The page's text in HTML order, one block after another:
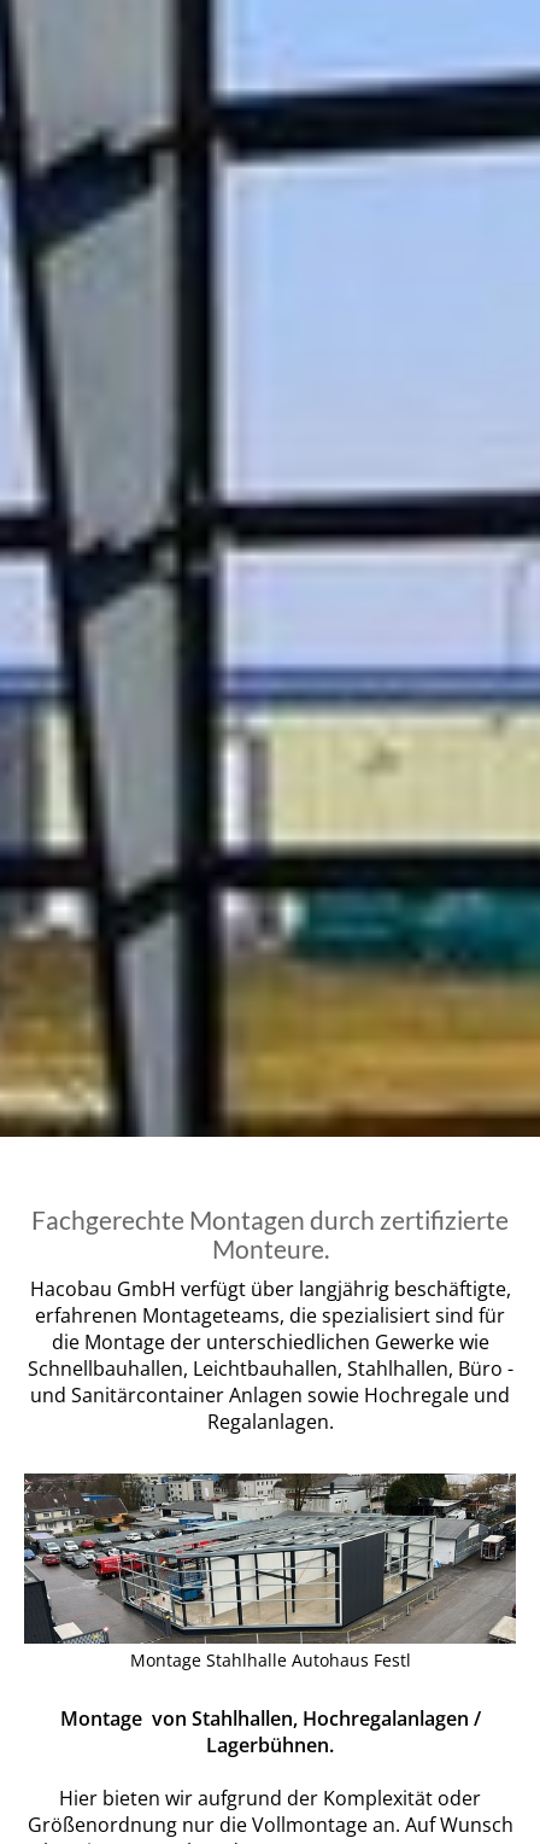
Fachgerechte Montagen durch zertifizierte
Monteure.
Hacobau GmbH verfügt über langjährig beschäftigte,
erfahrenen Montageteams, die spezialisiert sind für
die Montage der unterschiedlichen Gewerke wie
Schnellbauhallen, Leichtbauhallen, Stahlhallen, Büro -
und Sanitärcontainer Anlagen sowie Hochregale und
Regalanlagen.
Montage Stahlhalle Autohaus Festl
Montage von Stahlhallen, Hochregalanlagen /
Lagerbühnen.
Hier bieten wir aufgrund der Komplexität oder
Größenordnung nur die Vollmontage an. Auf Wunsch